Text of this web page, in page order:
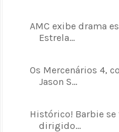
AMC exibe drama
Estrela...
Os Mercenários 4,
Jason S...
Histórico! Barbie
dirigido...